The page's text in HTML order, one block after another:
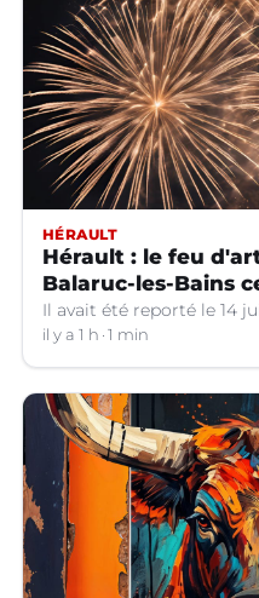
HÉRAULT
Hérault : le feu
Balaruc-les-Bains
Il avait été reporté le 14
il y a 1 h 1 min